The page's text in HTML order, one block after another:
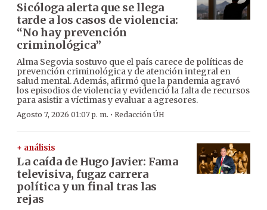
Sicóloga alerta que se llega
tarde a los casos de violencia:
“No hay prevención
criminológica”
Alma Segovia sostuvo que el país carece de políticas de
prevención criminológica y de atención integral en
salud mental. Además, afirmó que la pandemia agravó
los episodios de violencia y evidenció la falta de recursos
para asistir a víctimas y evaluar a agresores.
Agosto 7, 2026 01:07 p. m. · Redacción ÚH
+ análisis
La caída de Hugo Javier: Fama
televisiva, fugaz carrera
política y un final tras las
rejas